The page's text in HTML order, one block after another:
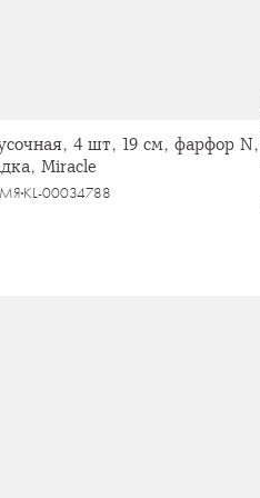
4 шт, 19 см, фарфор N,
Miracle
KL-00034788